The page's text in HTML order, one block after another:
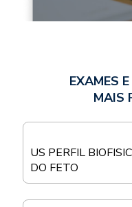
EXAMES
MAIS
US PERFIL
DO FETO